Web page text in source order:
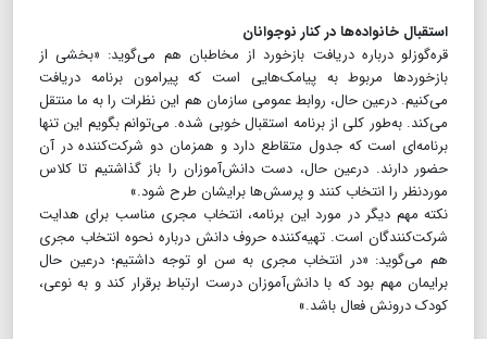
استقبال خانواده‌ها در کنار نوجوانان
قره‌گوزلو درباره دریافت بازخورد از مخاطبان هم می‌گوید: «بخشی از
بازخوردها مربوط به پیامک‌هایی است که پیرامون برنامه دریافت
می‌کنیم. در‌عین حال، روابط عمومی سازمان هم این نظرات را به ما منتقل
می‌کند. به‌طور کلی از برنامه استقبال خوبی شده. می‌توانم بگویم این تنها
برنامه‌ای است که جدول متقاطع دارد و همزمان دو شرکت‌کننده در آن
حضور دارند. در‌عین حال، دست دانش‌آموزان را باز گذاشتیم تا کلاس
موردنظر را انتخاب کنند و پرسش‌ها برایشان طرح شود.»
نکته مهم دیگر در مورد این برنامه، انتخاب مجری مناسب برای هدایت
شرکت‌کنندگان است. تهیه‌کننده حروف دانش درباره نحوه انتخاب مجری
هم می‌گوید: «در انتخاب مجری به سن او توجه داشتیم؛ در‌عین حال
برایمان مهم بود که با دانش‌آموزان درست ارتباط برقرار کند و به نوعی،
کودک درونش فعال باشد.»